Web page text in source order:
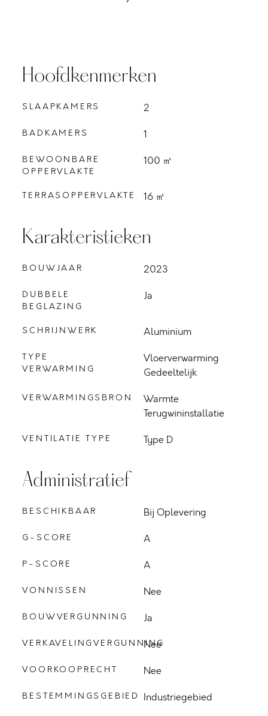
Hoofdkenmerken
SLAAPKAMERS 2
BADKAMERS 1
BEWOONBARE
OPPERVLAKTE
100 ㎡
TERRASOPPERVLAKTE 16 ㎡
Karakteristieken
BOUWJAAR 2023
DUBBELE
BEGLAZING
Ja
SCHRIJNWERK Aluminium
TYPE
VERWARMING
Vloerverwarming
Gedeeltelijk
VERWARMINGSBRON
Warmte
Terugwininstallatie
VENTILATIE TYPE Type D
Administratief
BESCHIKBAAR Bij Oplevering
G-SCORE A
P-SCORE A
VONNISSEN Nee
BOUWVERGUNNING Ja
VERKAVELINGVERGUNNING
Nee
VOORKOOPRECHT Nee
BESTEMMINGSGEBIED Industriegebied